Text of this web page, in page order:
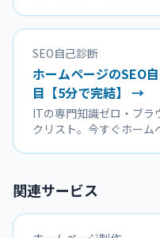
SEO自己診断
ホームページのSEO
目【5分で完結】 →
ITの専門知識ゼロ・ブラ
クリスト。今すぐホーム
関連サービス